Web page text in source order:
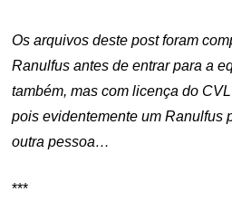
Os arquivos deste post foram
Ranulfus antes de entrar para a
também, mas com licença do
pois evidentemente um Ranulfus
outra pessoa…
***